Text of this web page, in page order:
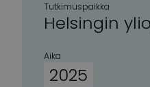
Tutkimuspaikka
Helsingin
Aika
2025